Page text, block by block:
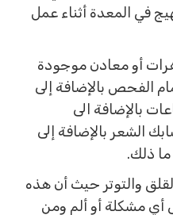
المعدة أثناء عمل
أو معادن موجودة
الفحص بالإضافة إلى
بالإضافة الى
بالإضافة إلى
ذلك.
والتوتر حيث أن هذه
مشكلة أو ألم ومن